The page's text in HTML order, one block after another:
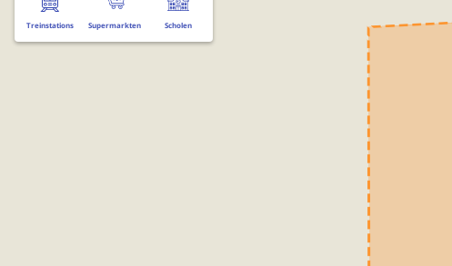
Treinstations Supermarkten Scholen